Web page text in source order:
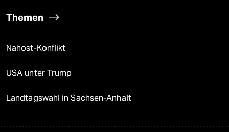
Themen
Nahost-Konflikt
USA unter Trump
Landtagswahl in Sachsen-Anhalt